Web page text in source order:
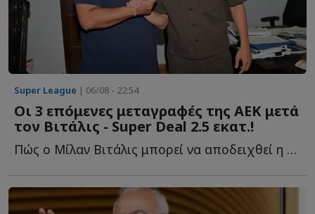
Super League | 06/08 - 22:54
Οι 3 επόμενες μεταγραφές της ΑΕΚ μετά
τον Βιτάλις - Super Deal 2.5 εκατ.!
Πώς ο Μίλαν Βιτάλις μπορεί να αποδειχθεί η μεταγραφή τ...